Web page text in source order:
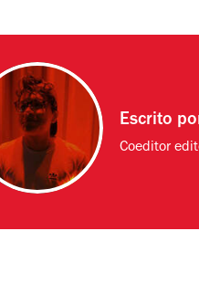
Escrito
Coeditor